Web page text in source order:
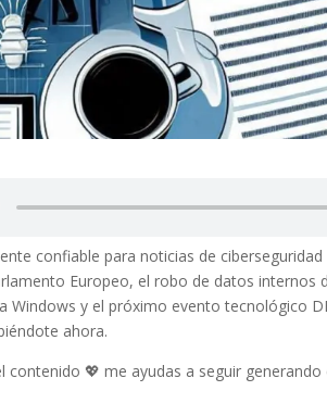
confiable para noticias de
Europeo, el robo de datos internos
Windows y el próximo evento tecnológico
ahora.
contenido 💖 me ayudas a seguir